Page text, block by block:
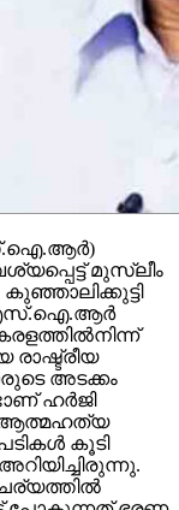
മുസ്ലീം
എസ്.ഐ.ആര്‍
അടക്കം
ഹര്‍ജി
ആത്മഹത്യ
കൂടി